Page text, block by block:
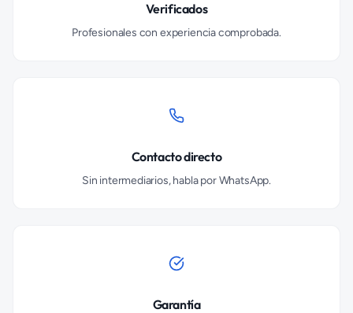
Verificados
Profesionales con experiencia comprobada.
Contacto directo
Sin intermediarios, habla por WhatsApp.
Garantía